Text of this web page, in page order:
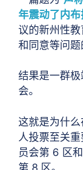
年震动了内
议的新州性
和同意等问题
结果是一群
会。
这就是为什
人投票至关
员会第 6 区和
第 8 区。